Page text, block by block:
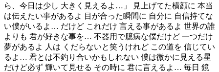
ら、今日は少し 大きく見えるよ…」 見上げてた横顔に 本当
は伝えたい事があるよ 目が合った瞬間に 自分に 自信持てな
い僕がいるよ… だけど これだけ 言える事があるよ 世界の誰
よりも 君が好きな事を… 不器用で臆病な僕だけど 一つだけ
夢があるよ 人は くだらないと笑うけれど この道を 信じてい
るよ… 君とは不釣り合いかもしれない 僕は微かに見える星
だけど必ず 輝いて見せる その時に 君に言えるよ… 毎日 鏡